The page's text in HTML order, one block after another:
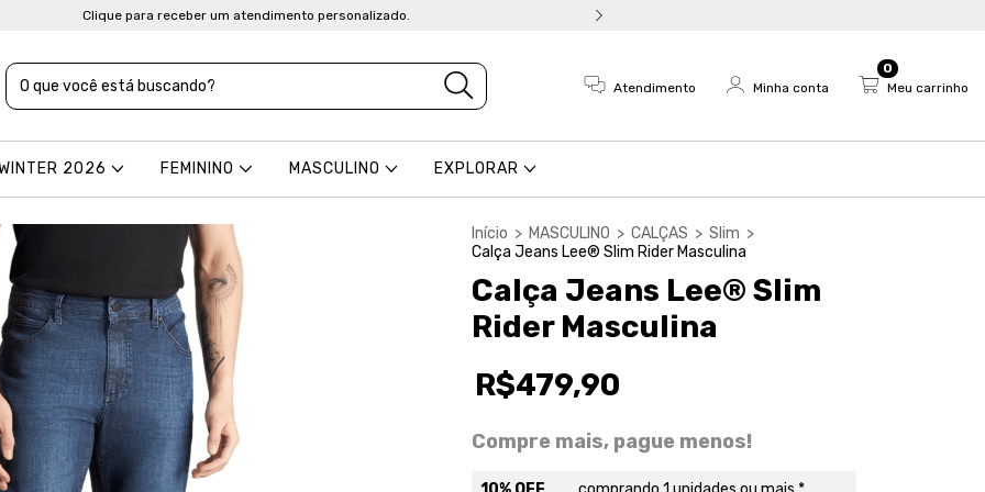
Clique para receber um atendimento personalizado.
Atendimento Minha conta Meu carrinho
0
2026 FEMININO MASCULINO EXPLORAR
Início > MASCULINO > CALÇAS > Slim >
Calça Jeans Lee® Slim Rider Masculina
Calça Jeans Lee® Slim
Rider Masculina
R$479,90
Compre mais, pague menos!